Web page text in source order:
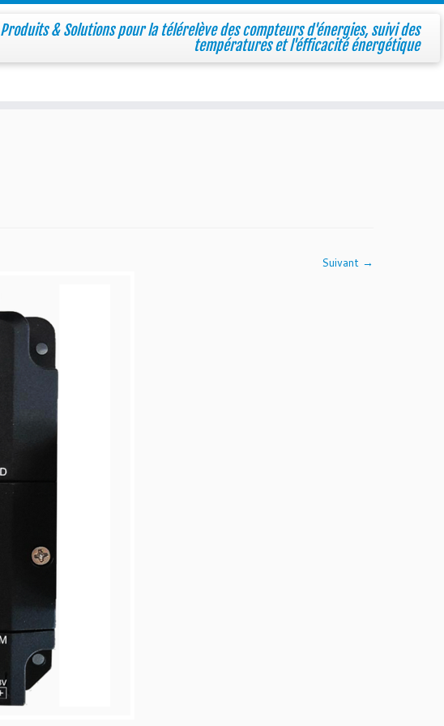
Produits & Solutions pour la télérelève des compteurs d'énergies, suivi des
températures et l'éfficacité énergétique
Suivant →